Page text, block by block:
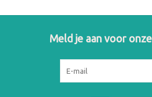
Meld je aan voor